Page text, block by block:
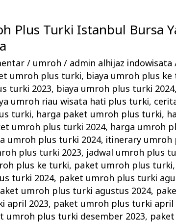
Plus Turki Istanbul Bursa
/ umroh / admin alhijaz indowisata
umroh plus turki, biaya umroh plus
turki 2023, biaya umroh plus turki 2024,
umroh riau wisata hati plus turki,
turki, harga paket umroh plus turki,
umroh plus turki 2024, harga umroh
umroh plus turki 2024, itinerary umroh
plus turki 2023, jadwal umroh plus
plus ke turki, paket umroh plus turki,
turki 2024, paket umroh plus turki
umroh plus turki agustus 2024,
april 2023, paket umroh plus turki april
umroh plus turki desember 2023,